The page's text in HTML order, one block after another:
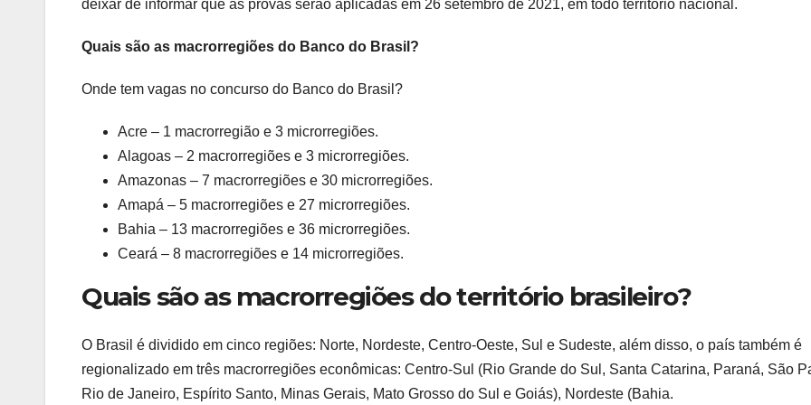
deixar de informar que as provas serão aplicadas em 26 setembro de 2021, em todo território nacional.
Quais são as macrorregiões do Banco do Brasil?
Onde tem vagas no concurso do Banco do Brasil?
Acre – 1 macrorregião e 3 microrregiões.
Alagoas – 2 macrorregiões e 3 microrregiões.
Amazonas – 7 macrorregiões e 30 microrregiões.
Amapá – 5 macrorregiões e 27 microrregiões.
Bahia – 13 macrorregiões e 36 microrregiões.
Ceará – 8 macrorregiões e 14 microrregiões.
Quais são as macrorregiões do território brasileiro?
O Brasil é dividido em cinco regiões: Norte, Nordeste, Centro-Oeste, Sul e Sudeste, além disso, o país também é
regionalizado em três macrorregiões econômicas: Centro-Sul (Rio Grande do Sul, Santa Catarina, Paraná, São
Rio de Janeiro, Espírito Santo, Minas Gerais, Mato Grosso do Sul e Goiás), Nordeste (Bahia.